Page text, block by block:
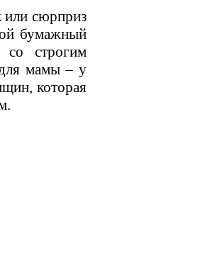
или сюрприз
бумажный
со строгим
мамы – у
которая